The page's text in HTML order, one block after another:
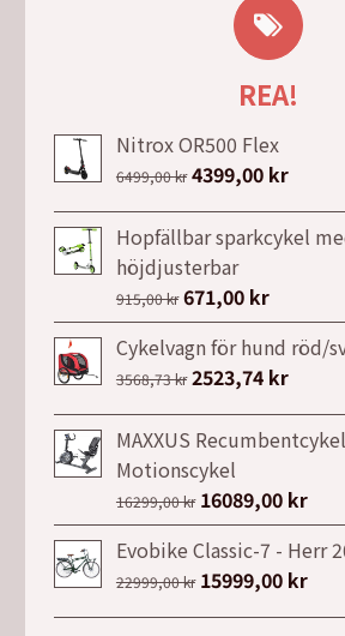
REA!
Nitrox OR500 Flex
6499,00kr Det
ursprungliga
priset
var:
6499,00 kr.
4399,00 krDet
priset
Hopfällbar sparkcykel
höjdjusterbar
915,00kr Det
ursprungliga
priset
var:
915,00 kr.
671,00 krDet
priset
är:
671,00
Cykelvagn för hund röd/
3568,73kr Det
ursprungliga
priset
var:
3568,73 kr.
2523,74 krDet
priset
MAXXUS
Motionscykel
16299,00kr Det
ursprungliga
priset
var:
16299,00 kr.
16089,00 krDet
är:
Evobike Classic-7 - Herr
22999,00kr Det
ursprungliga
15999,00 krDet